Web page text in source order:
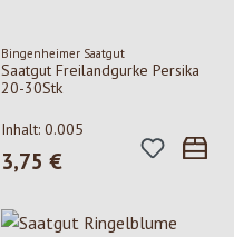
Bingenheimer Saatgut
Saatgut Freilandgurke Persika
20-30Stk
Inhalt: 0.005
Regulärer Preis:
3,75 €